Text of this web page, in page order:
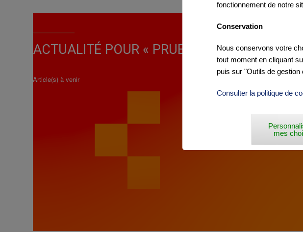
ACTUALITÉ POUR « PRUEBA VILLAFRANCA »
Article(s) à venir
fonctionnement de notre
Conservation
Nous conservons votre
tout moment en cliquant
puis sur "Outils de
Consulter la politique de
mes